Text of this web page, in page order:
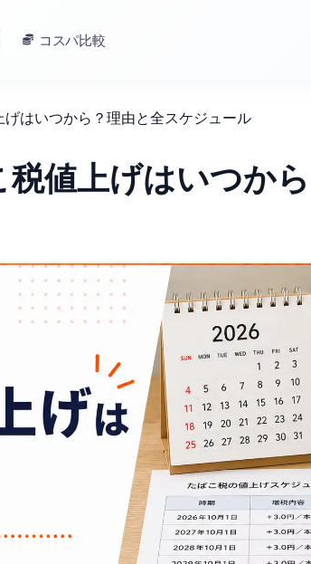
コスパ比較
げはいつから？理由と全スケジュール
税値上げはいつか